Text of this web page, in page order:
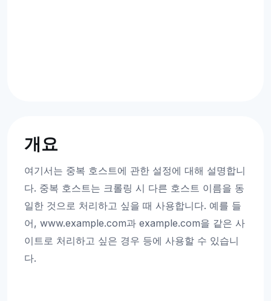
개요
여기서는 중복 호스트에 관한 설정에 대해 설명합니
다. 중복 호스트는 크롤링 시 다른 호스트 이름을 동
일한 것으로 처리하고 싶을 때 사용합니다. 예를 들
어, www.example.com과 example.com을 같은 사
이트로 처리하고 싶은 경우 등에 사용할 수 있습니
다.